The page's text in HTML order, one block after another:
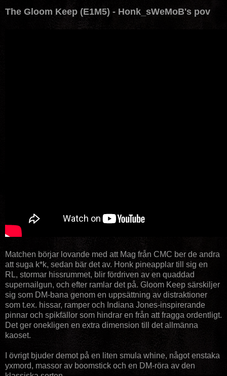
The Gloom Keep (E1M5) - Honk_sWeMoB's pov
Matchen börjar lovande med att Mag från CMC ber de andra
att suga k*k, sedan bär det av. Honk pineapplar till sig en
RL, stormar hissrummet, blir fördriven av en quaddad
supernailgun, och efter ramlar det på. Gloom Keep särskiljer
sig som DM-bana genom en uppsättning av distraktioner
som t.ex. hissar, ramper och Indiana Jones-inspirerande
pinnar och spikfällor som hindrar en från att fragga ordentligt.
Det ger onekligen en extra dimension till det allmänna
kaoset.
I övrigt bjuder demot på en liten smula whine, något enstaka
yxmord, massor av boomstick och en DM-röra av den